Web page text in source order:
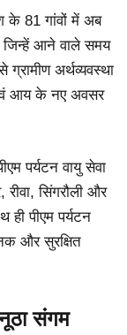
के 81 गांवों में अब
आने वाले समय
अर्थव्यवस्था
एवं आय के नए अवसर
पर्यटन वायु सेवा
सिंगरौली और
ही पीएम पर्यटन
और सुरक्षित
संगम